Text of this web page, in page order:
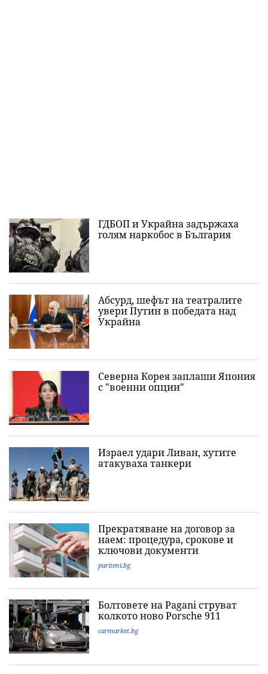
ГДБОП и Украйна задържаха
голям наркобос в България
Абсурд, шефът на театралите
увери Путин в победата над
Украйна
Северна Корея заплаши Япония
с "военни опции"
Израел удари Ливан, хутите
атакуваха танкери
Прекратяване на договор за
наем: процедура, срокове и
ключови документи
pariteni.bg
Болтовете на Pagani струват
колкото ново Porsche 911
carmarket.bg